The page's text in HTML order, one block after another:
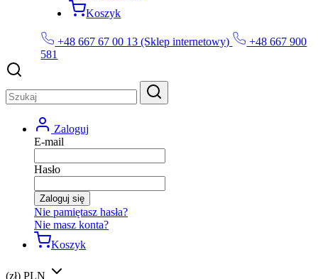
Koszyk
+48 667 67 00 13 (Sklep internetowy)
+48 667 900
581
Zaloguj
E-mail
Hasło
Zaloguj się
Nie pamiętasz hasła?
Nie masz konta?
Koszyk
(zł) PLN